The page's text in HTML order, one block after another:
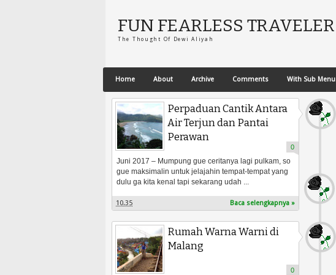
FUN FEARLESS TRAVELER
The Thought Of Dewi Aliyah
Home About Archive Comments With Sub Menu
Perpaduan Cantik Antara
Air Terjun dan Pantai
Perawan
0
Juni 2017 – Mumpung gue ceritanya lagi pulkam, so
gue maksimalin untuk jelajahin tempat-tempat yang
dulu ga kita kenal tapi sekarang udah ...
10.35 Baca selengkapnya »
Rumah Warna Warni di
Malang
0